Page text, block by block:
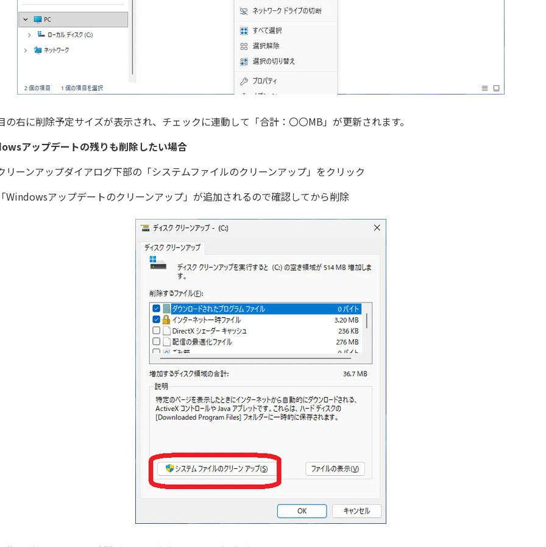
の右に削除予定サイズが表示され、チェックに連動して「合計：〇〇MB」が更新されます。
アップデートの残りも削除したい場合
リーンアップダイアログ下部の「システムファイルのクリーンアップ」をクリック
Windowsアップデートのクリーンアップ」が追加されるので確認してから削除